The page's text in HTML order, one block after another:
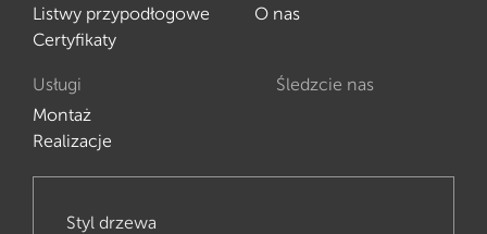
Listwy przypodłogowe
Certyfikaty
O nas
Usługi
Montaż
Realizacje
Śledzcie nas
Styl drzewa